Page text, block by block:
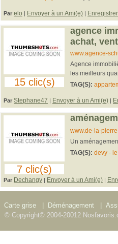
Par elo | Envoyer à un Ami(e) | Enregistrer
15 clic(s)
agence
achat,
www.agence-
Agence
les meilleurs
TAG(S):
Par Stephane47 | Envoyer à un Ami(e) |
7 clic(s)
www.de-la-
Un
TAG(S): devy-
Par Dechangy | Envoyer à un Ami(e) |
Carte grise Déménagement
© Copyright© 2004-20012